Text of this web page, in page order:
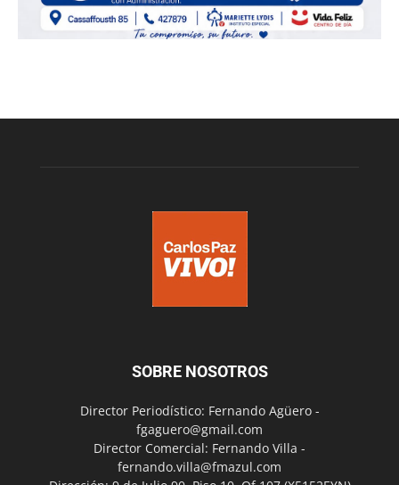
SOBRE NOSOTROS
Director Periodístico: Fernando Agüero -
fgaguero@gmail.com
Director Comercial: Fernando Villa -
fernando.villa@fmazul.com